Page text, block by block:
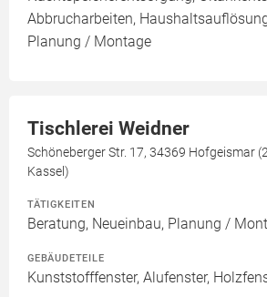
Abbrucharbeiten,
Planung / Montage
Tischlerei Weidner
Schöneberger Str. 17, 34369 Hofgeismar
Kassel)
TÄTIGKEITEN
Beratung, Neueinbau, Planung /
GEBÄUDETEILE
Kunststofffenster, Alufenster,